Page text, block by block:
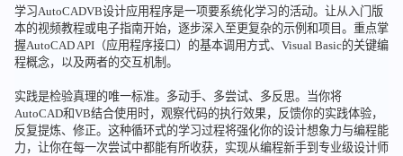
学习AutoCADVB设计应用程序是一项要系统化学习的活动。让从入门版
本的视频教程或电子指南开始，逐步深入至更复杂的示例和项目。重点掌
握AutoCAD API（应用程序接口）的基本调用方式、Visual Basic的关键编
程概念，以及两者的交互机制。
实践是检验真理的唯一标准。多动手、多尝试、多反思。当你将
AutoCAD和VB结合使用时，观察代码的执行效果，反馈你的实践体验，
反复提炼、修正。这种循环式的学习过程将强化你的设计想象力与编程能
力，让你在每一次尝试中都能有所收获，实现从编程新手到专业级设计师